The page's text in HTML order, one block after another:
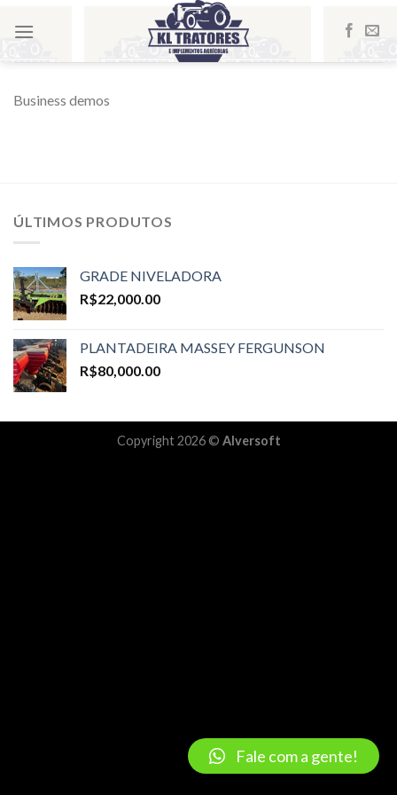
Business demos
ÚLTIMOS PRODUTOS
GRADE NIVELADORA
R$22,000.00
PLANTADEIRA MASSEY FERGUNSON
R$80,000.00
Copyright 2026 © Alversoft
Fale com a gente!